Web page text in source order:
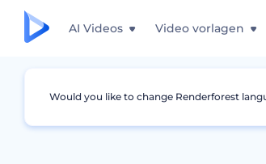
AI Videos Video vorlagen
Grafiken YouTube
Would you like to change Renderforest